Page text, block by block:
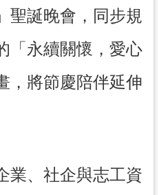
聖誕晚會，同步規
「永續關懷，愛心
，將節慶陪伴延伸
業、社企與志工資